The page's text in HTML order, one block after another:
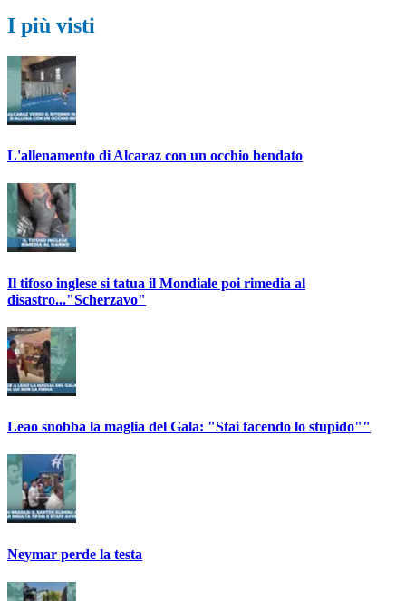
I più visti
L'allenamento di Alcaraz con un occhio bendato
Il tifoso inglese si tatua il Mondiale poi rimedia al
disastro..."Scherzavo"
Leao snobba la maglia del Gala: "Stai facendo lo stupido""
Neymar perde la testa